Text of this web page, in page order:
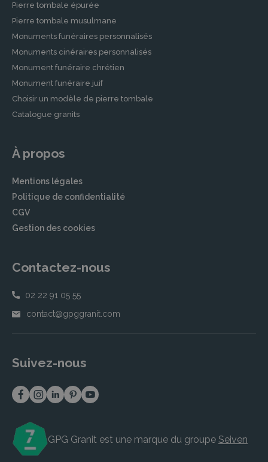
Pierre tombale épurée
Pierre tombale musulmane
Monuments funéraires personnalisés
Monuments cinéraires personnalisés
Monument funéraire chrétien
Monument funéraire juif
Choisir un modèle de pierre tombale
Catalogue granits
À propos
Mentions légales
Politique de confidentialité
CGV
Gestion des cookies
Contactez-nous
02 22 91 05 55
contact@gpggranit.com
Suivez-nous
GPG Granit est une marque du groupe Seiven